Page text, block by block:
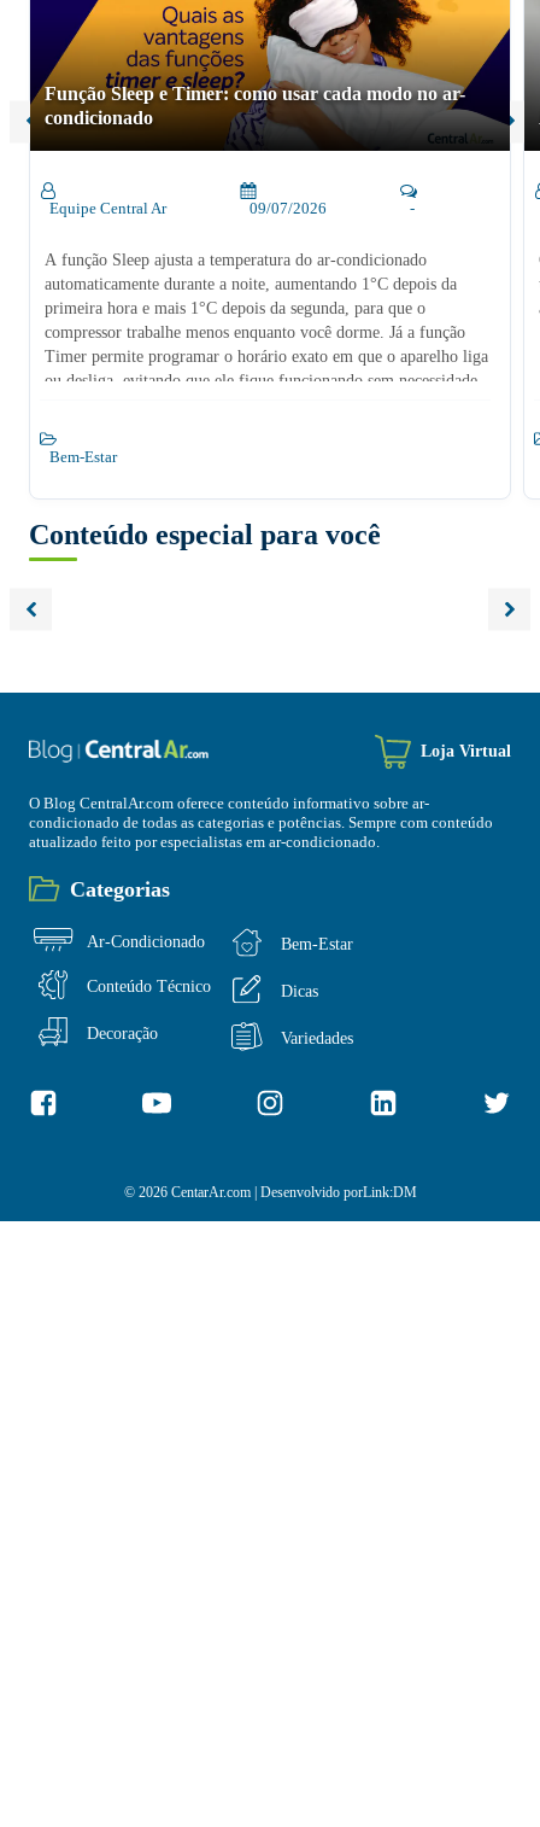
Função Sleep e Timer: como usar cada modo no ar-
condicionado
Equipe Central Ar 09/07/2026 -
A função Sleep ajusta a temperatura do ar-condicionado
automaticamente durante a noite, aumentando 1°C depois da
primeira hora e mais 1°C depois da segunda, para que o
compressor trabalhe menos enquanto você dorme. Já a função
Timer permite programar o horário exato em que o aparelho liga
ou desliga, evitando que ele fique funcionando sem necessidade.
Bem-Estar
Conteúdo especial para você
Loja Virtual
O Blog CentralAr.com oferece conteúdo informativo sobre ar-
condicionado de todas as categorias e potências. Sempre com conteúdo
atualizado feito por especialistas em ar-condicionado.
Categorias
Ar-Condicionado
Conteúdo Técnico
Decoração
Bem-Estar
Dicas
Variedades
© 2026 CentarAr.com | Desenvolvido porLink:DM